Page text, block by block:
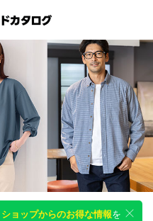
ショップからのお得な情報を